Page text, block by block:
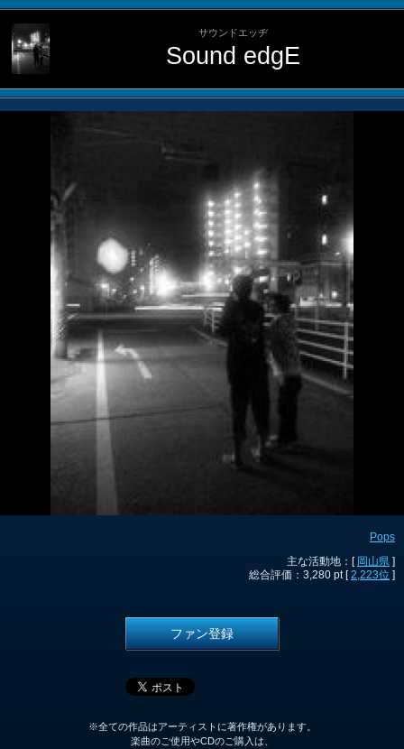
サウンドエッヂ
Sound edgE
Pops
主な活動地：[ 岡山県 ]
総合評価：3,280 pt [2,223位 ]
ファン登録
※全ての作品はアーティストに著作権があります。
楽曲のご使用やCDのご購入は、